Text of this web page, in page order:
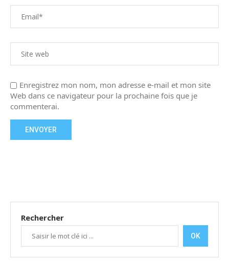
Enregistrez mon nom, mon adresse e-mail et mon site
Web dans ce navigateur pour la prochaine fois que je
commenterai.
Rechercher
OK